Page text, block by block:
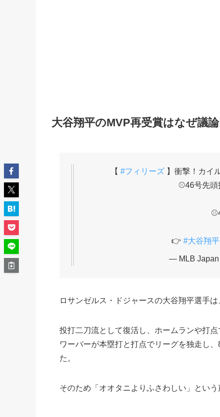
大谷翔平のMVP再受賞はなぜ議
【 #フィリーズ】衝撃！カイ
⚾46号先
👉 #大谷翔平
— MLB Japan
ロサンゼルス・ドジャースの大谷翔平選手
投打二刀流として復活し、ホームランや打
ワーバーが本塁打と打点でリーグを独走し
た。
そのため「オオタニよりふさわしい」とい